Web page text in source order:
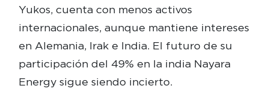
Yukos, cuenta con menos activos
internacionales, aunque mantiene intereses
en Alemania, Irak e India. El futuro de su
participación del 49% en la india Nayara
Energy sigue siendo incierto.